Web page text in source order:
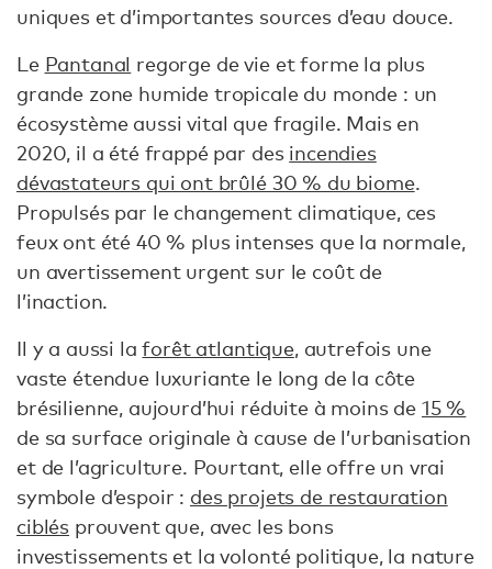
uniques et d’importantes sources d’eau douce.
Le Pantanal regorge de vie et forme la plus
grande zone humide tropicale du monde : un
écosystème aussi vital que fragile. Mais en
2020, il a été frappé par des incendies
dévastateurs qui ont brûlé 30 % du biome.
Propulsés par le changement climatique, ces
feux ont été 40 % plus intenses que la normale,
un avertissement urgent sur le coût de
l’inaction.
Il y a aussi laforêt atlantique, autrefois une
vaste étendue luxuriante le long de la côte
brésilienne, aujourd’hui réduite à moins de 15 %
de sa surface originale à cause de l’urbanisation
et de l’agriculture. Pourtant, elle offre un vrai
symbole d’espoir : des projets de restauration
ciblés prouvent que, avec les bons
investissements et la volonté politique, la nature